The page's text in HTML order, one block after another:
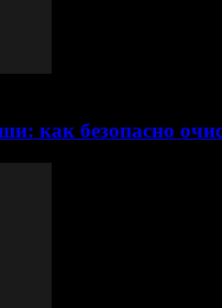
как безопасно